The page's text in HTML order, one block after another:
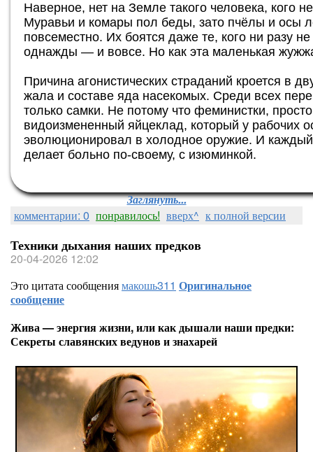
Наверное, нет на Земле такого человека, кого
Муравьи и комары пол беды, зато пчёлы и осы
повсеместно. Их боятся даже те, кого ни разу
однажды — и вовсе. Но как эта маленькая
Причина агонистических страданий кроется в
жала и составе яда насекомых. Среди всех
только самки. Не потому что феминистки,
видоизмененный яйцеклад, который у рабочих
эволюционировал в холодное оружие. И каждый
делает больно по-своему, с изюминкой.
Заглянуть...
комментарии: 0 понравилось! вверх^ к полной версии
Техники дыхания наших предков
20-04-2026 12:02
Это цитата сообщениямакошь311 Оригинальное
сообщение
Жива — энергия жизни, или как дышали наши предки:
Секреты славянских ведунов и знахарей